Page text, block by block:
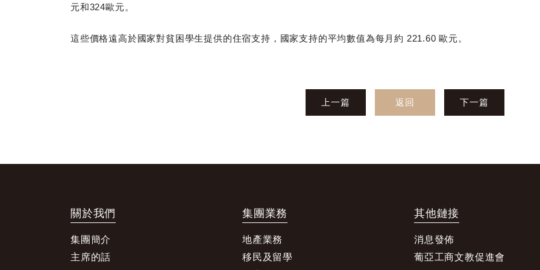
元和324歐元。
這些價格遠高於國家對貧困學生提供的住宿支持，國家支持的平均數值為每月約 221.60 歐元。
上一篇 返回 下一篇
關於我們
集團簡介
主席的話
集團業務
地產業務
移民及留學
其他鏈接
消息發佈
葡亞工商文教促進會